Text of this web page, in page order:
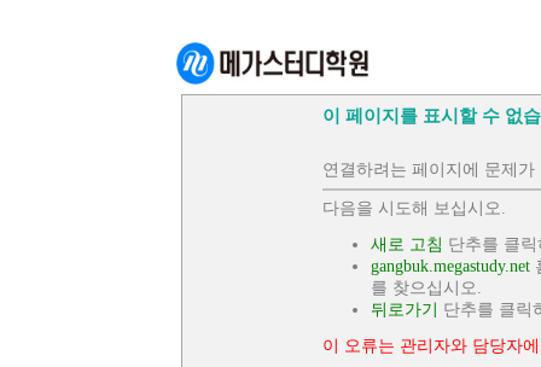
이 페이지를 표시할 수 없
연결하려는 페이지에 문제
다음을 시도해 보십시오.
새로 고침 단추를 클
gangbuk.megastudy.net
를 찾으십시오.
뒤로가기
단추를 클릭
이 오류는 관리자와 담당자